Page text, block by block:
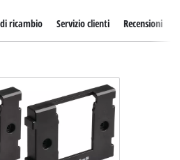
ricambio Servizio clienti Recensioni